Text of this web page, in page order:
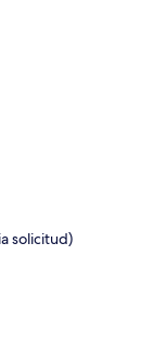
solicitud)